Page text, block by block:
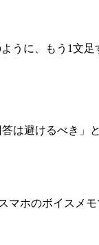
うに、もう1文足
は避けるべき」
ホのボイスメ